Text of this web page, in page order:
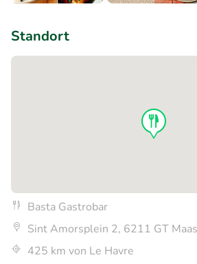
Standort
Basta Gastrobar
Sint Amorsplein 2, 6211 GT
425 km von Le Havre